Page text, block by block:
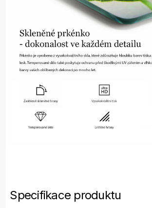
Specifikace produktu